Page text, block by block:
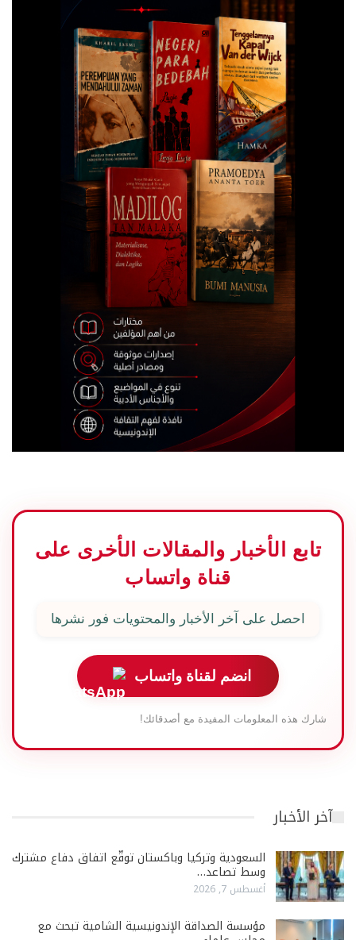
تابع الأخبار والمقالات الأخرى على
قناة واتساب
احصل على آخر الأخبار والمحتويات فور نشرها
انضم لقناة واتساب
شارك هذه المعلومات المفيدة مع أصدقائك!
آخر الأخبار
السعودية وتركيا وباكستان توقّع اتفاق دفاع مشترك
وسط تصاعد…
أغسطس 7, 2026
مؤسسة الصداقة الإندونيسية الشامية تبحث مع